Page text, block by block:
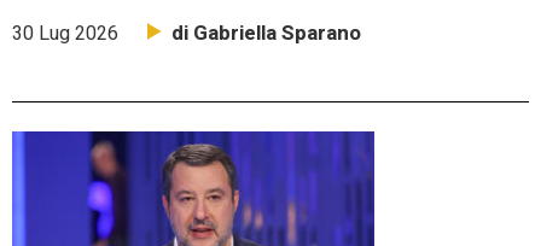
30 Lug 2026 di Gabriella Sparano